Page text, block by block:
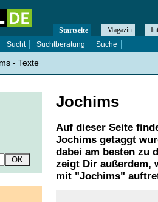
Jochims
Auf dieser Seite
Jochims getaggt
dabei am besten zu
zeigt Dir außerdem,
mit "Jochims"
Startseite Magazin
Sucht Suchtberatung Suche
- Texte